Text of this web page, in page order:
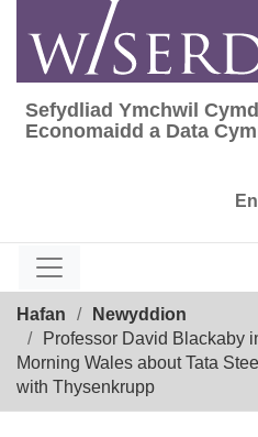
content
Sefydliad Ymchwil
Sefydliad Ymchwil
Economaidd a Data
Hafan
Newyddion
Professor David Blackaby
Morning Wales about Tata
with Thysenkrupp